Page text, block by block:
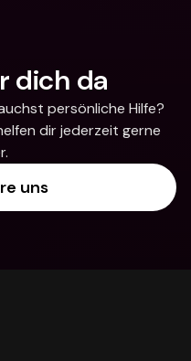
dich da
persönliche Hilfe?
dir jederzeit gerne
uns